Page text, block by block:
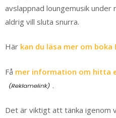
avslappnad loungemusik
aldrig vill sluta snurra.
Här kan du läsa mer om boka
Få mer information om hitta
.
Det är viktigt att tänka igenom